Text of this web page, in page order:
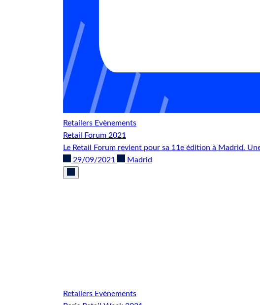
Retailers Evènements
Retail Forum 2021
Le Retail Forum revient pour sa 11e édition à Madrid.
29/09/2021
Madrid
Retailers Evènements